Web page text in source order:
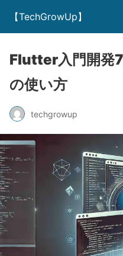
【TechGrowUp】
Flutter入門開発
の使い方
techgrowup